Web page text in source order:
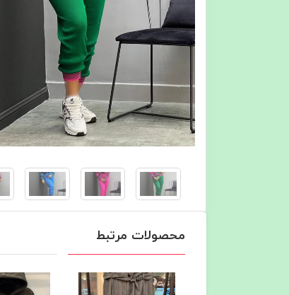
محصولات مرتبط